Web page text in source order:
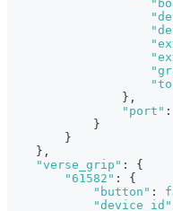
} ,
"port" :
}
}
} ,
"verse_grip" :
{
"61582" :
{
"button" :
"device_id"